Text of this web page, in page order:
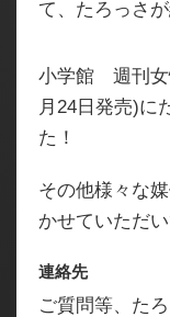
て、たろっさ
小学館 週刊女
月24日発売)に
た！
その他様々な
かせていただい
連絡先
ご質問等、た